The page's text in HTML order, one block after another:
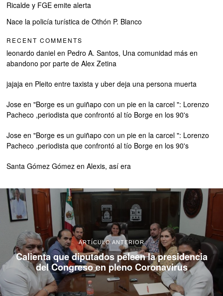
Ricalde y FGE emite alerta
Nace la policía turística de Othón P. Blanco
RECENT COMMENTS
leonardo daniel en Pedro A. Santos, Una comunidad más en
abandono por parte de Alex Zetina
jajaja en Pleito entre taxista y uber deja una persona muerta
Jose en"Borge es un guiñapo con un pie en la carcel ": Lorenzo
Pacheco ,periodista que confrontó al tío Borge en los 90's
Jose en"Borge es un guiñapo con un pie en la carcel ": Lorenzo
Pacheco ,periodista que confrontó al tío Borge en los 90's
Santa Gómez Gómez enAlexis, así era
ARTÍCULO ANTERIOR
Calienta que diputados peleen la presidencia
del Congreso en pleno Coronavirus